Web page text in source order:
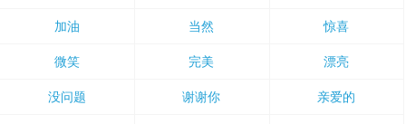
加油 当然 惊喜
微笑 完美 漂亮
没问题 谢谢你 亲爱的